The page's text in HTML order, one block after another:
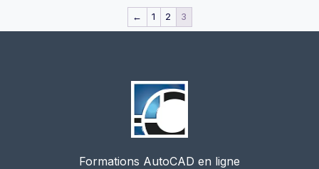
← 1 2 3
Formations AutoCAD en ligne